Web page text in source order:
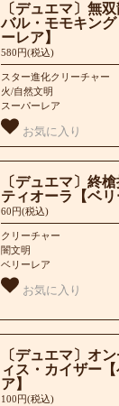
〔デュエマ〕無
バル・モモキン
ーレア】
580円(税込)
スター進化クリーチャー
火/自然文明
スーパーレア
お気に入り
〔デュエマ〕終
ティオーラ【ベリ
60円(税込)
クリーチャー
闇文明
ベリーレア
お気に入り
〔デュエマ〕オ
ィス・カイザー
ア】
100円(税込)